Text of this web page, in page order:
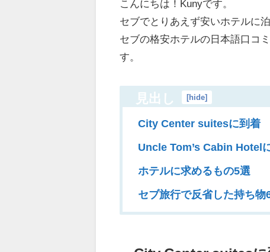
こんにちは！Kunyです。
セブでとりあえず安いホテルに
セブの格安ホテルの日本語口コ
す。
見出し [hide]
City Center suitesに到着
Uncle Tom’s Cabin Hotel
ホテルに求めるもの5選
セブ旅行で反省した持ち物